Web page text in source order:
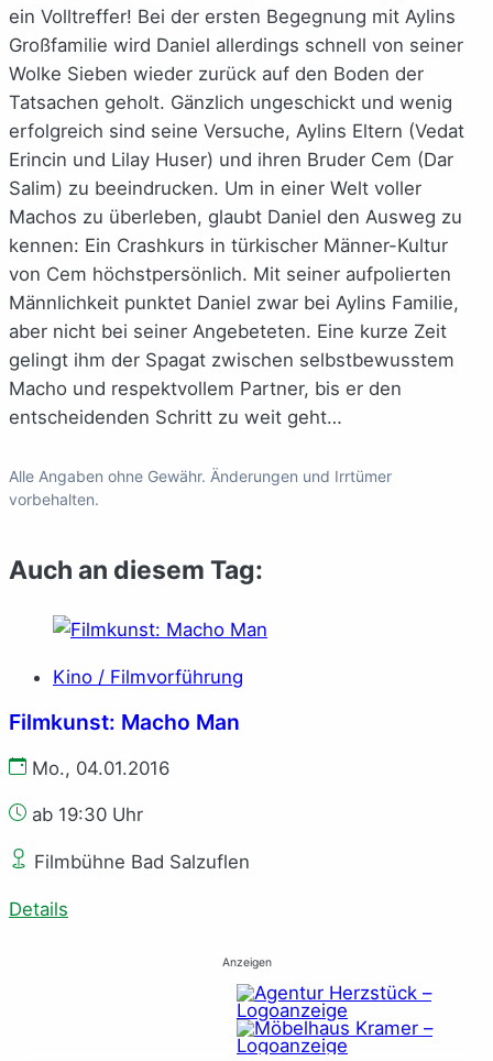
ein Volltreffer! Bei der ersten Begegnung mit Aylins
Großfamilie wird Daniel allerdings schnell von seiner
Wolke Sieben wieder zurück auf den Boden der
Tatsachen geholt. Gänzlich ungeschickt und wenig
erfolgreich sind seine Versuche, Aylins Eltern (Vedat
Erincin und Lilay Huser) und ihren Bruder Cem (Dar
Salim) zu beeindrucken. Um in einer Welt voller
Machos zu überleben, glaubt Daniel den Ausweg zu
kennen: Ein Crashkurs in türkischer Männer-Kultur
von Cem höchstpersönlich. Mit seiner aufpolierten
Männlichkeit punktet Daniel zwar bei Aylins Familie,
aber nicht bei seiner Angebeteten. Eine kurze Zeit
gelingt ihm der Spagat zwischen selbstbewusstem
Macho und respektvollem Partner, bis er den
entscheidenden Schritt zu weit geht…
Alle Angaben ohne Gewähr. Änderungen und Irrtümer
vorbehalten.
Auch an diesem Tag:
Kino / Filmvorführung
Filmkunst: Macho Man
Mo., 04.01.2016
ab 19:30 Uhr
Filmbühne Bad Salzuflen
Details
Anzeigen